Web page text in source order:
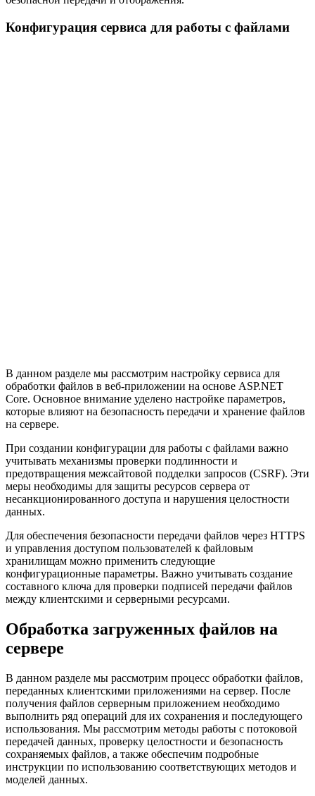
Конфигурация сервиса для работы с файлами
В данном разделе мы рассмотрим настройку сервиса для
обработки файлов в веб-приложении на основе ASP.NET
Core. Основное внимание уделено настройке параметров,
которые влияют на безопасность передачи и хранение файлов
на сервере.
При создании конфигурации для работы с файлами важно
учитывать механизмы проверки подлинности и
предотвращения межсайтовой подделки запросов (CSRF). Эти
меры необходимы для защиты ресурсов сервера от
несанкционированного доступа и нарушения целостности
данных.
Для обеспечения безопасности передачи файлов через HTTPS
и управления доступом пользователей к файловым
хранилищам можно применить следующие
конфигурационные параметры. Важно учитывать создание
составного ключа для проверки подписей передачи файлов
между клиентскими и серверными ресурсами.
Обработка загруженных файлов на
сервере
В данном разделе мы рассмотрим процесс обработки файлов,
переданных клиентскими приложениями на сервер. После
получения файлов серверным приложением необходимо
выполнить ряд операций для их сохранения и последующего
использования. Мы рассмотрим методы работы с потоковой
передачей данных, проверку целостности и безопасность
сохраняемых файлов, а также обеспечим подробные
инструкции по использованию соответствующих методов и
моделей данных.